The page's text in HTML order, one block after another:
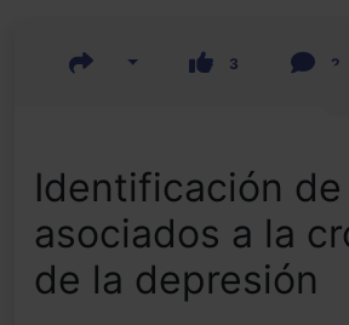
3 2
Identificación
asociados a la
de la depresión